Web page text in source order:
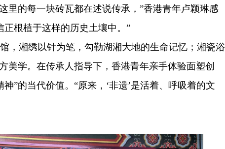
里的每一块砖瓦都在述说传承，”香港青年卢颖琳感
根植于这样的历史土壤中。”
，湘绣以针为笔，勾勒湖湘大地的生命记忆；湘瓷浴
美学。在传承人指导下，香港青年亲手体验面塑创
神”的当代价值。“原来，‘非遗’是活着、呼吸着的文